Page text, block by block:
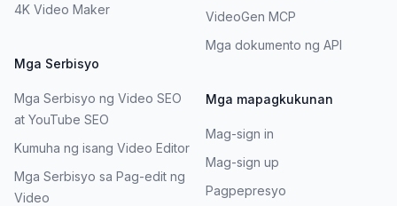
4K Video Maker
Mga Serbisyo
Mga Serbisyo ng Video SEO
at YouTube SEO
Kumuha ng isang Video Editor
Mga Serbisyo sa Pag-edit ng
Video
VideoGen MCP
Mga dokumento ng API
Mga mapagkukunan
Mag-sign in
Mag-sign up
Pagpepresyo